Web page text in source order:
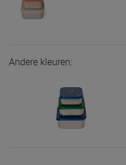
Andere kleuren: